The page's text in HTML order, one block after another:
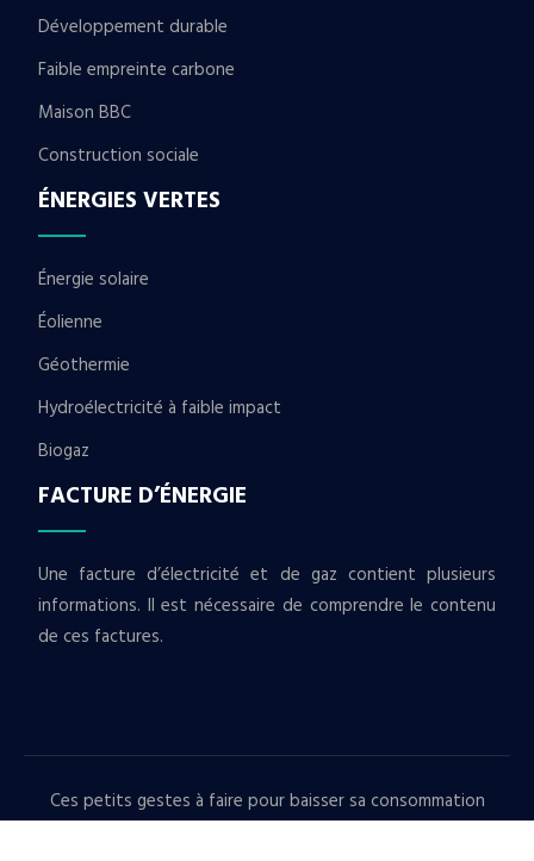
Développement durable
Faible empreinte carbone
Maison BBC
Construction sociale
ÉNERGIES VERTES
Énergie solaire
Éolienne
Géothermie
Hydroélectricité à faible impact
Biogaz
FACTURE D’ÉNERGIE
Une facture d’électricité et de gaz contient plusieurs
informations. Il est nécessaire de comprendre le contenu
de ces factures.
Ces petits gestes à faire pour baisser sa consommation